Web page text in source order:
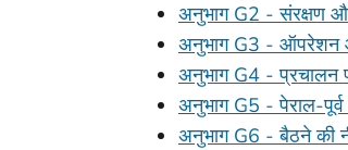
अनुभाग G2 - संरक्षण
अनुभाग G3 - ऑपरेशन
अनुभाग G4 - प्रचालन
अनुभाग G5 - पेराल-पूर्व
अनुभाग G6 - बैठने की